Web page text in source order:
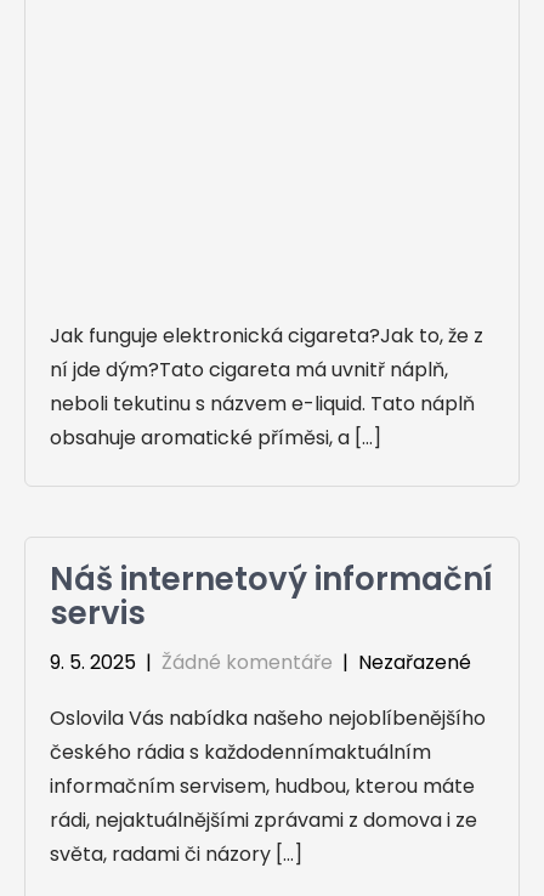
Jak funguje elektronická cigareta?Jak to, že z
ní jde dým?Tato cigareta má uvnitř náplň,
neboli tekutinu s názvem e-liquid. Tato náplň
obsahuje aromatické příměsi, a […]
Náš internetový informační
servis
9. 5. 2025 | Žádné komentáře | Nezařazené
Oslovila Vás nabídka našeho nejoblíbenějšího
českého rádia s každodennímaktuálním
informačním servisem, hudbou, kterou máte
rádi, nejaktuálnějšími zprávami z domova i ze
světa, radami či názory […]